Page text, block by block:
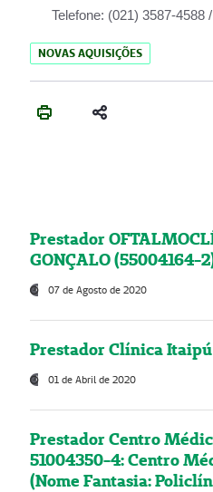
Telefone: (021) 3587-4588
NOVAS AQUISIÇÕES
Prestador
GONÇALO (55004164-
07 de Agosto de 2020
Prestador Clínica
01 de Abril de 2020
Prestador Centro
51004350-4: Centro
(Nome Fantasia: